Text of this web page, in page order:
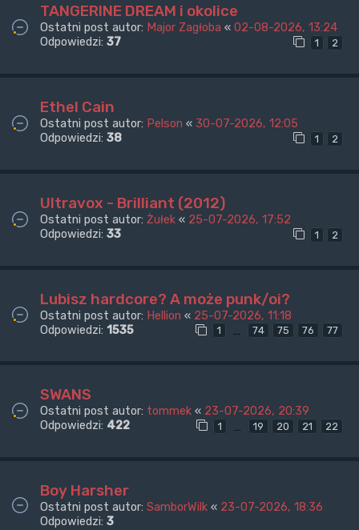
TANGERINE DREAM i okolice
Ostatni post autor: Major Zagłoba « 02-08-2026, 13:24
Odpowiedzi: 37 1 2
Ethel Cain
Ostatni post autor: Pelson « 30-07-2026, 12:05
Odpowiedzi: 38 1 2
Ultravox - Brilliant (2012)
Ostatni post autor: Żułek « 25-07-2026, 17:52
Odpowiedzi: 33 1 2
Lubisz hardcore? A może punk/oi?
Ostatni post autor: Hellion « 25-07-2026, 11:18
Odpowiedzi: 1535 1 … 74 75 76 77
SWANS
Ostatni post autor: tommek « 23-07-2026, 20:39
Odpowiedzi: 422 1 … 19 20 21 22
Boy Harsher
Ostatni post autor: SamborWilk « 23-07-2026, 18:36
Odpowiedzi: 3